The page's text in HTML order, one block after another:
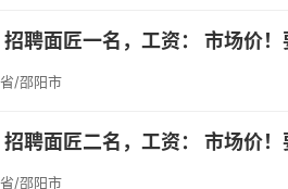
聘面匠一名，工资： 市场价
/邵阳市
聘面匠二名，工资： 市场价
/邵阳市